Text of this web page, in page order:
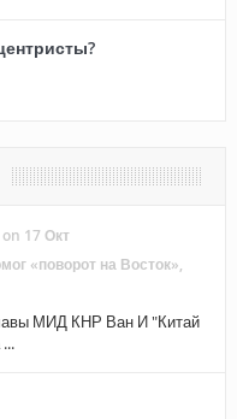
on 17 Окт
«поворот на Восток»,
МИД КНР Ван И "Китай